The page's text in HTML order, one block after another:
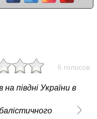
6 голосов
півдні України в